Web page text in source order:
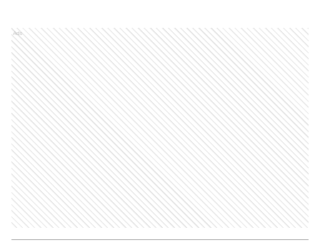
Ads